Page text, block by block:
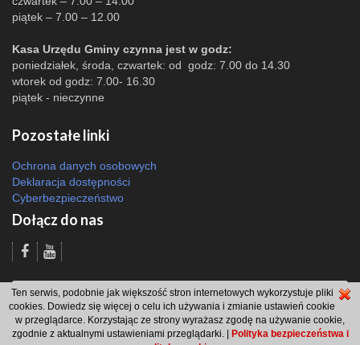
piątek – 7.00 – 12.00
Kasa Urzędu Gminy czynna jest w godz:
poniedziałek, środa, czwartek: od godz: 7.00 do 14.30
wtorek od godz: 7.00- 16.30
piątek - nieczynne
Pozostałe linki
Ochrona danych osobowych
Deklaracja dostępności
Cyberbezpieczeństwo
Dołącz do nas
Odsłon: 39778 | |Polityka bezpieczeństwa i polityka cookies|Redakcja|
2007 - 2026 © Gmina Brzeszcze
projekt: Wdesk
Ten serwis, podobnie jak większość stron internetowych wykorzystuje pliki
cookies. Dowiedz się więcej o celu ich używania i zmianie ustawień cookie
w przeglądarce. Korzystając ze strony wyrażasz zgodę na używanie cookie,
zgodnie z aktualnymi ustawieniami przeglądarki. |
Polityka bezpieczeństwa i